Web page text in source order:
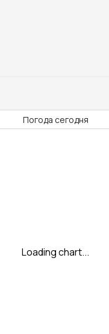
Погода сегодня
Loading chart...